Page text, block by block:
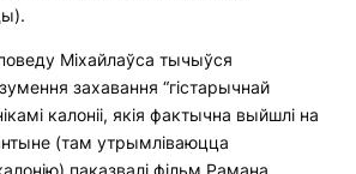
Міхайлаўса тычыўся
захавання “гістарычнай
калоніі, якія фактычна выйшлі на
(там утрымліваюцца
паказвалі фільм Рамана